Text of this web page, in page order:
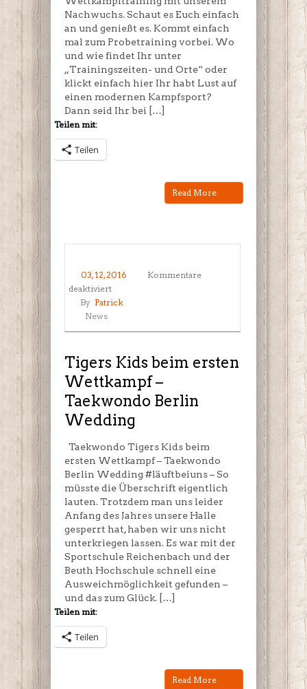
Nachwuchs. Schaut es Euch einfach
an und genießt es. Kommt einfach
mal zum Probetraining vorbei. Wo
und wie findet Ihr unter
„Trainingszeiten- und Orte“ oder
klickt einfach hier Ihr habt Lust auf
einen modernen Kampfsport?
Dann seid Ihr bei […]
Teilen mit:
Teilen
Read More
03, 12, 2016
Kommentare
deaktiviertfür
Tigers
beim
Wettkampf
Taekwondo
Berlin
Wedding
By Patrick
News
Tigers Kids beim ersten
Wettkampf –
Taekwondo Berlin
Wedding
Taekwondo Tigers Kids beim
ersten Wettkampf – Taekwondo
Berlin Wedding #läuftbeiuns – So
müsste die Überschrift eigentlich
lauten. Trotzdem man uns leider
Anfang des Jahres unsere Halle
gesperrt hat, haben wir uns nicht
unterkriegen lassen. Es war mit der
Sportschule Reichenbach und der
Beuth Hochschule schnell eine
Ausweichmöglichkeit gefunden –
und das zum Glück. […]
Teilen mit:
Teilen
Read More